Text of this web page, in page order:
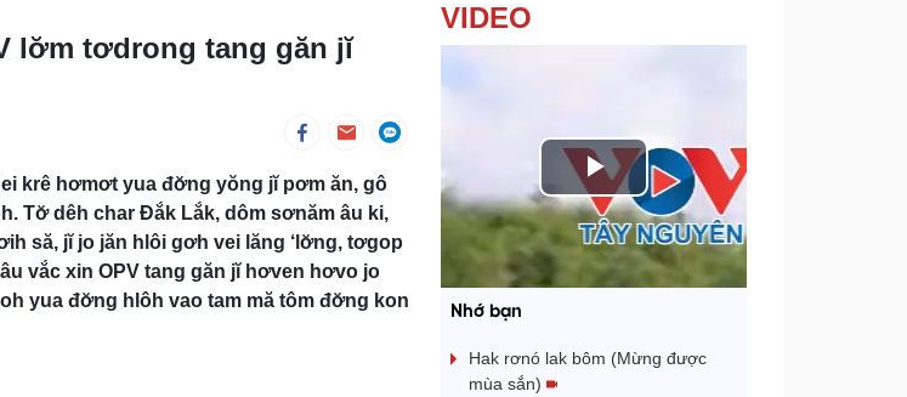
lơ̆m tơdrong tang găn jĭ
krê hơmơt yua đơ̆ng yŏng jĭ pơm ăn, gô
Tơ̆ dêh char Đắk Lắk, dôm sơnăm âu ki,
să, jĭ jo jăn hlôi gơh vei lăng ‘lơ̆ng, tơgop
vắc xin OPV tang găn jĭ hơven hơvo jo
yua đơ̆ng hlôh vao tam mă tôm đơ̆ng kon
VIDEO
P
l
y
Nhớ bạn
Hak rơnó lak bôm (Mừng được
mùa sắn)